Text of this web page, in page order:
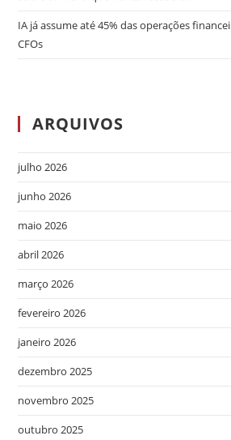
IA já assume até 45% das operações
CFOs
ARQUIVOS
julho 2026
junho 2026
maio 2026
abril 2026
março 2026
fevereiro 2026
janeiro 2026
dezembro 2025
novembro 2025
outubro 2025